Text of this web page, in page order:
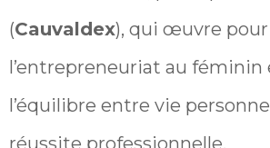
(Cauvaldex), qui œuvre pour
l’entrepreneuriat au féminin
l’équilibre entre vie